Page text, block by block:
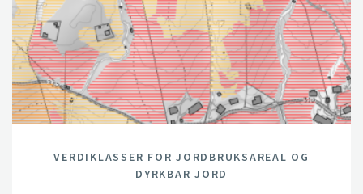
VERDIKLASSER FOR JORDBRUKSAREAL OG
DYRKBAR JORD